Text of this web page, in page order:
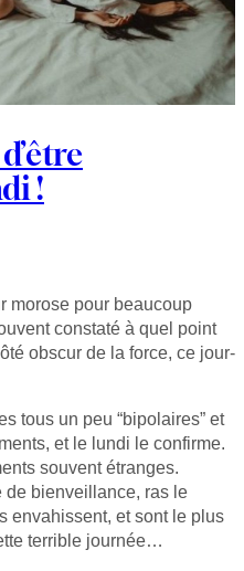
!
morose pour beaucoup
constaté à quel point
obscur de la force, ce jour-
tous un peu “bipolaires” et
et le lundi le confirme.
souvent étranges.
de bienveillance, ras le
et sont le plus
terrible journée…